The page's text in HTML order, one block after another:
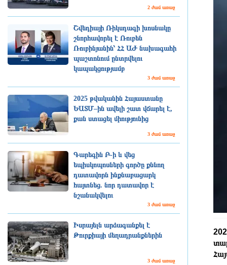
2 ժամ առաջ
Շվեդիայի Ռիկսդագի խոսնակը
շնորհավորել է Ռուբեն
Ռուբինյանին՝ ՀՀ ԱԺ նախագահի
պաշտոնում ընտրվելու
կապակցությամբ
3 ժամ առաջ
2025 թվականին Հայաստանը
ԵԱՏՄ–ին ավելի շատ վճարել է,
քան ստացել միությունից
3 ժամ առաջ
Գարեգին Բ-ի և վեց
եպիսկոպոսների գործը քննող
դատավորն ինքնաբացարկ
հայտնեց. նոր դատավոր է
նշանակվելու
3 ժամ առաջ
Իսրայելն արձագանքել է
Թուրքիայի մեղադրանքներին
3 ժամ առաջ